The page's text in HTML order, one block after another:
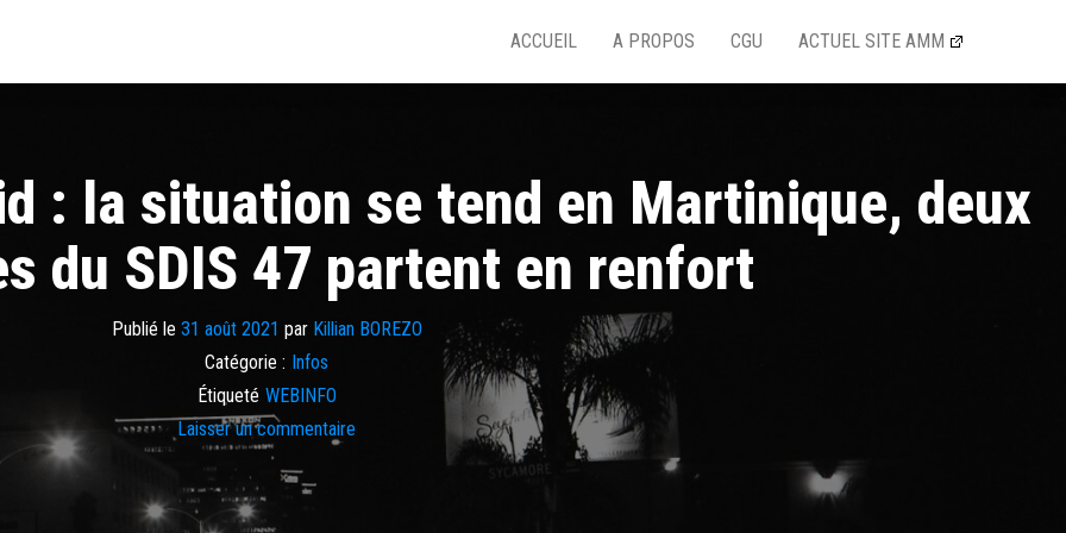
ACCUEIL A PROPOS CGU ACTUEL SITE AMM
: la situation se tend en Martinique, deux
du SDIS 47 partent en renfort
Publié le 31 août 2021 par Killian BOREZO
Catégorie : Infos
Étiqueté WEBINFO
Laisser un commentaire